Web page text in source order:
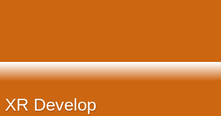
XR Develop